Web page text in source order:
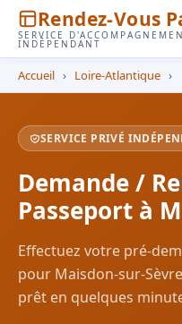
Rendez-Vous
SERVICE
INDÉPENDANT
Accueil › Loire-Atlantique ›
SERVICE PRIVÉ
Demande /
Passeport à
Effectuez votre pré-
pour Maisdon-sur-
prêt en quelques